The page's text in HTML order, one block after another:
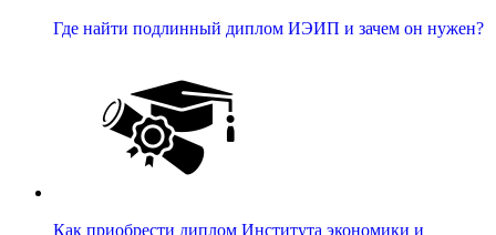
Где найти подлинный диплом ИЭИП и зачем он нужен?
Как приобрести диплом Института экономики и